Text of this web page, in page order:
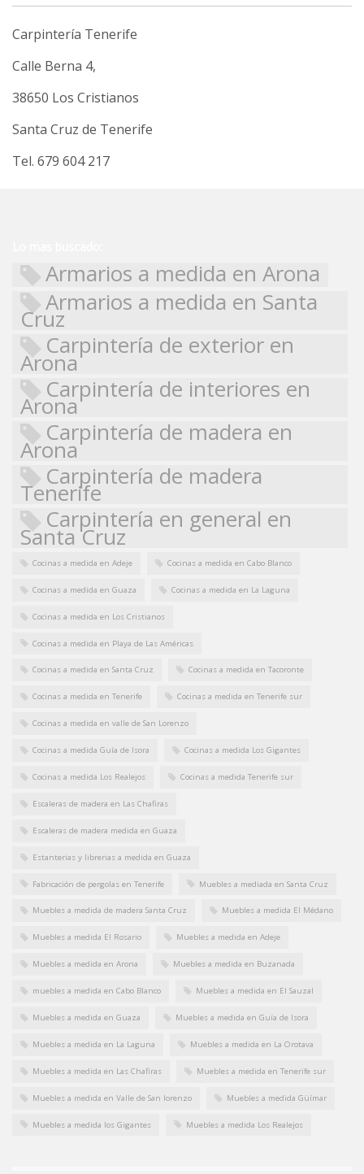
Carpintería Tenerife
Calle Berna 4,
38650 Los Cristianos
Santa Cruz de Tenerife
Tel. 679 604 217
Armarios a medida en Arona
Armarios a medida en Santa
Cruz
Carpintería de exterior en
Arona
Carpintería de interiores en
Arona
Carpintería de madera en
Arona
Carpintería de madera
Tenerife
Carpintería en general en
Santa Cruz
Cocinas a medida en Adeje Cocinas a medida en Cabo Blanco
Cocinas a medida en Guaza Cocinas a medida en La Laguna
Cocinas a medida en Los Cristianos
Cocinas a medida en Playa de Las Américas
Cocinas a medida en Santa Cruz Cocinas a medida en Tacoronte
Cocinas a medida en Tenerife Cocinas a medida en Tenerife sur
Cocinas a medida en valle de San Lorenzo
Cocinas a medida Guía de Isora Cocinas a medida Los Gigantes
Cocinas a medida Los Realejos Cocinas a medida Tenerife sur
Escaleras de madera en Las Chafiras
Escaleras de madera medida en Guaza
Estanterias y librerias a medida en Guaza
Fabricación de pergolas en Tenerife Muebles a mediada en Santa Cruz
Muebles a medida de madera Santa Cruz Muebles a medida El Médano
Muebles a medida El Rosario Muebles a medida en Adeje
Muebles a medida en Arona Muebles a medida en Buzanada
muebles a medida en Cabo Blanco Muebles a medida en El Sauzal
Muebles a medida en Guaza Muebles a medida en Guía de Isora
Muebles a medida en La Laguna Muebles a medida en La Orotava
Muebles a medida en Las Chafiras Muebles a medida en Tenerife sur
Muebles a medida en Valle de San lorenzo Muebles a medida Güímar
Muebles a medida los Gigantes Muebles a medida Los Realejos